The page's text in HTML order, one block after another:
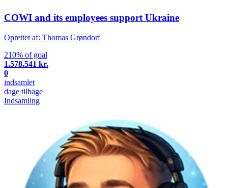
COWI and its employees support Ukraine
Oprettet af: Thomas Grøndorf
210% of goal
1.578.541 kr.
0
indsamlet
dage tilbage
Indsamling